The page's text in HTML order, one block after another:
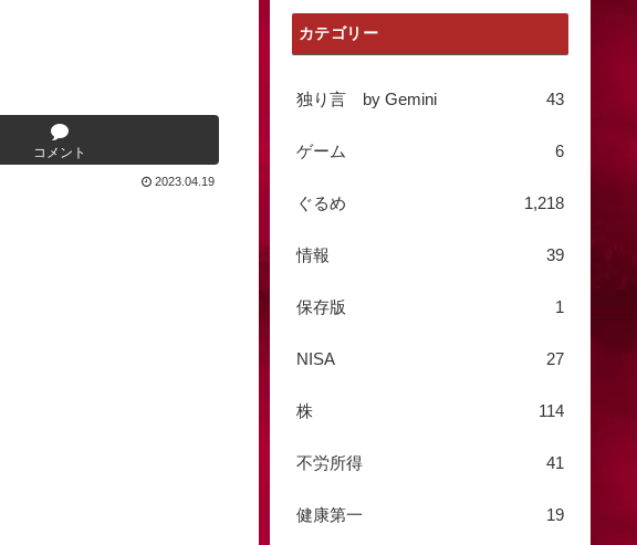
コメント
2023.04.19
カテゴリー
独り言 by Gemini 43
ゲーム 6
ぐるめ 1,218
情報 39
保存版 1
NISA 27
株 114
不労所得 41
健康第一 19